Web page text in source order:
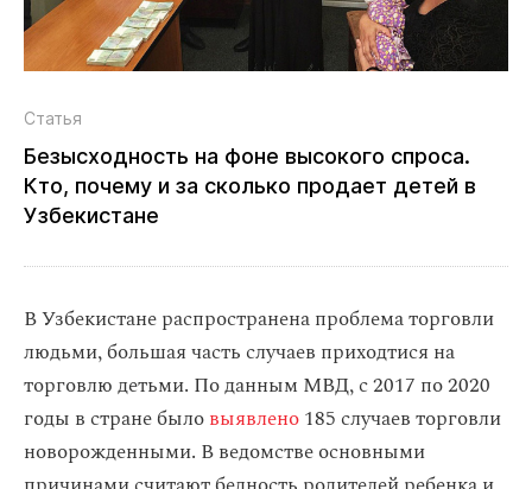
Статья
Безысходность на фоне высокого спроса.
Кто, почему и за сколько продает детей в
Узбекистане
В Узбекистане распространена проблема торговли
людьми, большая часть случаев приходтися на
торговлю детьми. По данным МВД, с 2017 по 2020
годы в стране быловыявлено185 случаев торговли
новорожденными. В ведомстве основными